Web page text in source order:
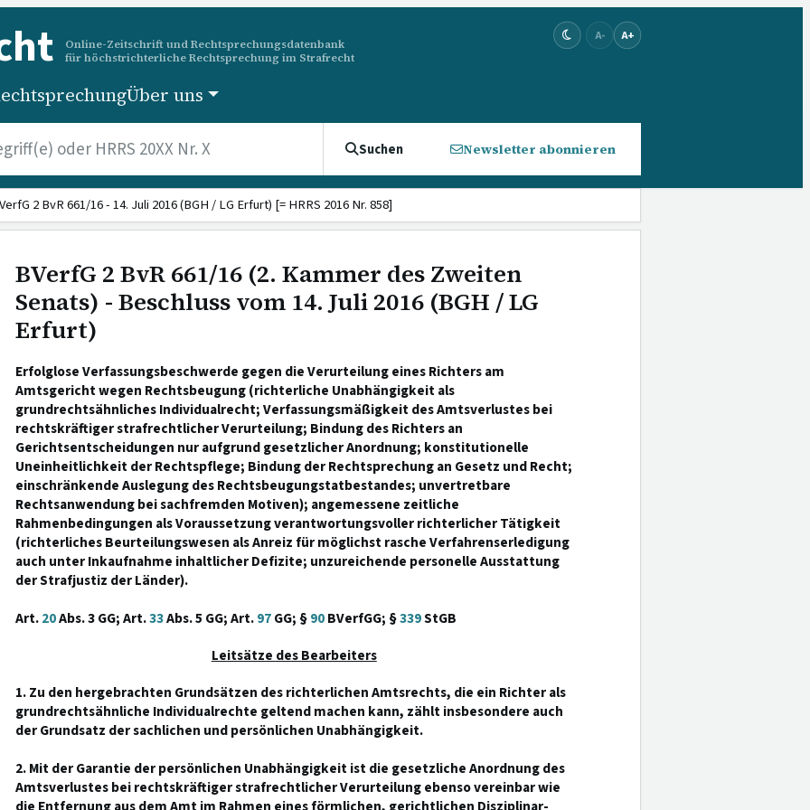
Online-Zeitschrift und Rechtsprechungsdatenbank
für höchstrichterliche Rechtsprechung im Strafrecht
A- A+
Über uns
Suchen Newsletter abonnieren
2 BvR 661/16 - 14. Juli 2016 (BGH / LG Erfurt) [= HRRS 2016 Nr. 858]
BVerfG 2 BvR 661/16 (2. Kammer des Zweiten
Senats) - Beschluss vom 14. Juli 2016 (BGH / LG
Erfurt)
Erfolglose Verfassungsbeschwerde gegen die Verurteilung eines Richters am
Amtsgericht wegen Rechtsbeugung (richterliche Unabhängigkeit als
grundrechtsähnliches Individualrecht; Verfassungsmäßigkeit des Amtsverlustes bei
rechtskräftiger strafrechtlicher Verurteilung; Bindung des Richters an
Gerichtsentscheidungen nur aufgrund gesetzlicher Anordnung; konstitutionelle
Uneinheitlichkeit der Rechtspflege; Bindung der Rechtsprechung an Gesetz und Recht;
einschränkende Auslegung des Rechtsbeugungstatbestandes; unvertretbare
Rechtsanwendung bei sachfremden Motiven); angemessene zeitliche
Rahmenbedingungen als Voraussetzung verantwortungsvoller richterlicher Tätigkeit
(richterliches Beurteilungswesen als Anreiz für möglichst rasche Verfahrenserledigung
auch unter Inkaufnahme inhaltlicher Defizite; unzureichende personelle Ausstattung
der Strafjustiz der Länder).
Art.20Abs. 3 GG; Art.33Abs. 5 GG; Art.97GG; §90BVerfGG; §339StGB
Leitsätze des Bearbeiters
1. Zu den hergebrachten Grundsätzen des richterlichen Amtsrechts, die ein Richter als
grundrechtsähnliche Individualrechte geltend machen kann, zählt insbesondere auch
der Grundsatz der sachlichen und persönlichen Unabhängigkeit.
2. Mit der Garantie der persönlichen Unabhängigkeit ist die gesetzliche Anordnung des
Amtsverlustes bei rechtskräftiger strafrechtlicher Verurteilung ebenso vereinbar wie